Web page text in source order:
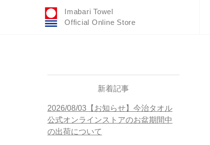
Imabari Towel
Official Online Store
新着記事
2026/08/03【お知らせ】今治タオル
公式オンラインストアのお盆期間中
の出荷について